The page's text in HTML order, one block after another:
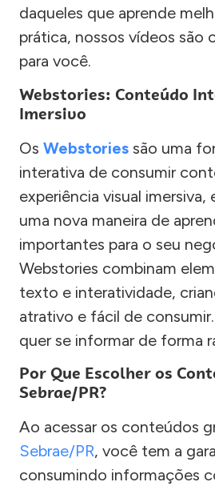
daqueles que aprende
prática, nossos vídeos são
para você.
Webstories: Conteúdo
Imersivo
Os Webstories são uma
interativa de consumir
experiência visual imersiva,
uma nova maneira de
importantes para o seu
Webstories combinam
texto e interatividade,
atrativo e fácil de
quer se informar de forma
Por Que Escolher os
Sebrae/PR?
Ao acessar os conteúdos
Sebrae/PR, você tem a
consumindo informações